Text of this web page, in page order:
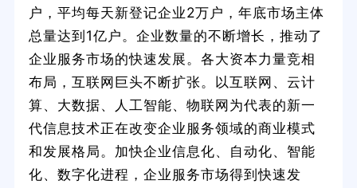
户，平均每天新登记企业2万户，年底市场主体
总量达到1亿户。企业数量的不断增长，推动了
企业服务市场的快速发展。各大资本力量竞相
布局，互联网巨头不断扩张。以互联网、云计
算、大数据、人工智能、物联网为代表的新一
代信息技术正在改变企业服务领域的商业模式
和发展格局。加快企业信息化、自动化、智能
化、数字化进程，企业服务市场得到快速发